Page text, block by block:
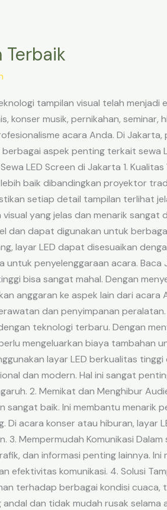
Terbaik
tampilan visual telah menjadi
konser musik, pernikahan, seminar,
acara Anda. Di Jakarta,
aspek penting terkait sewa
LED Screen di Jakarta 1.
baik dibandingkan proyektor
setiap detail tampilan terlihat
yang jelas dan menarik
dan dapat digunakan untuk
layar LED dapat disesuaikan
penyelenggaraan acara. Baca
bisa sangat mahal. Dengan
anggaran ke aspek lain dari
dan penyimpanan peralatan.
teknologi terbaru. Dengan
mengeluarkan biaya tambahan
layar LED berkualitas
dan modern. Hal ini sangat
2. Memikat dan Menghibur
baik. Ini membantu menarik
acara konser atau hiburan, layar
Mempermudah Komunikasi
dan informasi penting lainnya.
efektivitas komunikasi. 4. Solusi
terhadap berbagai kondisi
dan tidak mudah rusak selama